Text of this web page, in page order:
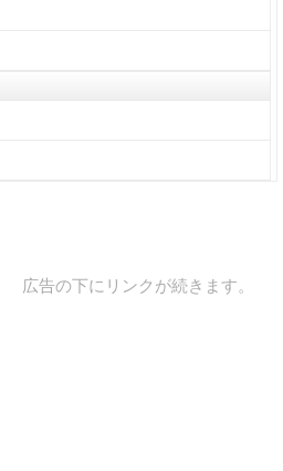
広告の下にリンクが続きます。